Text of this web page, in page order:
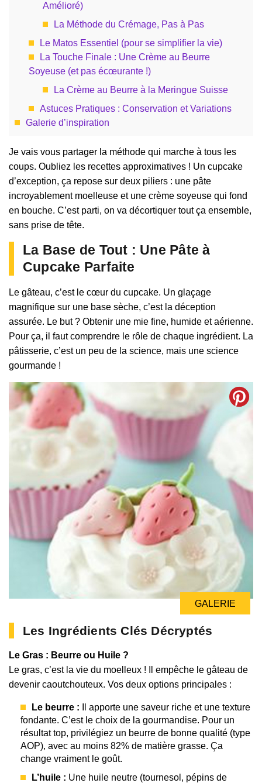
Amélioré)
La Méthode du Crémage, Pas à Pas
Le Matos Essentiel (pour se simplifier la vie)
La Touche Finale : Une Crème au Beurre
Soyeuse (et pas écœurante !)
La Crème au Beurre à la Meringue Suisse
Astuces Pratiques : Conservation et Variations
Galerie d’inspiration
Je vais vous partager la méthode qui marche à tous les
coups. Oubliez les recettes approximatives ! Un cupcake
d’exception, ça repose sur deux piliers : une pâte
incroyablement moelleuse et une crème soyeuse qui fond
en bouche. C’est parti, on va décortiquer tout ça ensemble,
sans prise de tête.
La Base de Tout : Une Pâte à
Cupcake Parfaite
Le gâteau, c’est le cœur du cupcake. Un glaçage
magnifique sur une base sèche, c’est la déception
assurée. Le but ? Obtenir une mie fine, humide et aérienne.
Pour ça, il faut comprendre le rôle de chaque ingrédient. La
pâtisserie, c’est un peu de la science, mais une science
gourmande !
GALERIE
Les Ingrédients Clés Décryptés
Le Gras : Beurre ou Huile ?
Le gras, c’est la vie du moelleux ! Il empêche le gâteau de
devenir caoutchouteux. Vos deux options principales :
Le beurre : Il apporte une saveur riche et une texture
fondante. C’est le choix de la gourmandise. Pour un
résultat top, privilégiez un beurre de bonne qualité (type
AOP), avec au moins 82% de matière grasse. Ça
change vraiment le goût.
L’huile : Une huile neutre (tournesol, pépins de